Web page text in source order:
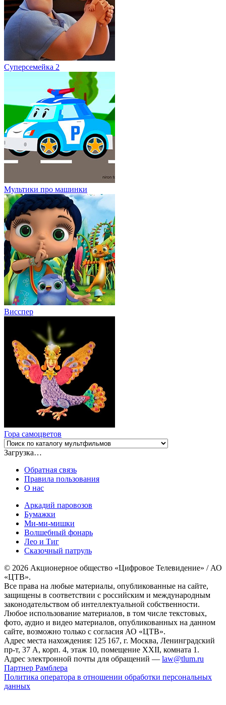
Суперсемейка 2
Мультики про машинки
Висспер
Гора cамоцветов
Загрузка…
Обратная связь
Правила пользования
О нас
Аркадий паровозов
Бумажки
Ми-ми-мишки
Волшебный фонарь
Лео и Тиг
Сказочный патруль
© 2026 Акционерное общество «Цифровое Телевидение» / АО
«ЦТВ».
Все права на любые материалы, опубликованные на сайте,
защищены в соответствии с российским и международным
законодательством об интеллектуальной собственности.
Любое использование материалов, в том числе текстовых,
фото, аудио и видео материалов, опубликованных на данном
сайте, возможно только с согласия АО «ЦТВ».
Адрес места нахождения: 125 167, г. Москва, Ленинградский
пр-т, 37 А, корп. 4, этаж 10, помещение XXII, комната 1.
Адрес электронной почты для обращений — law@tlum.ru
Партнер Рамблера
Политика оператора в отношении обработки персональных
данных